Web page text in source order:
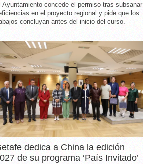
Ayuntamiento concede el permiso tras subsanar
en el proyecto regional y pide que los
concluyan antes del inicio del curso.
dedica a China la edición
de su programa ‘País Invitado’